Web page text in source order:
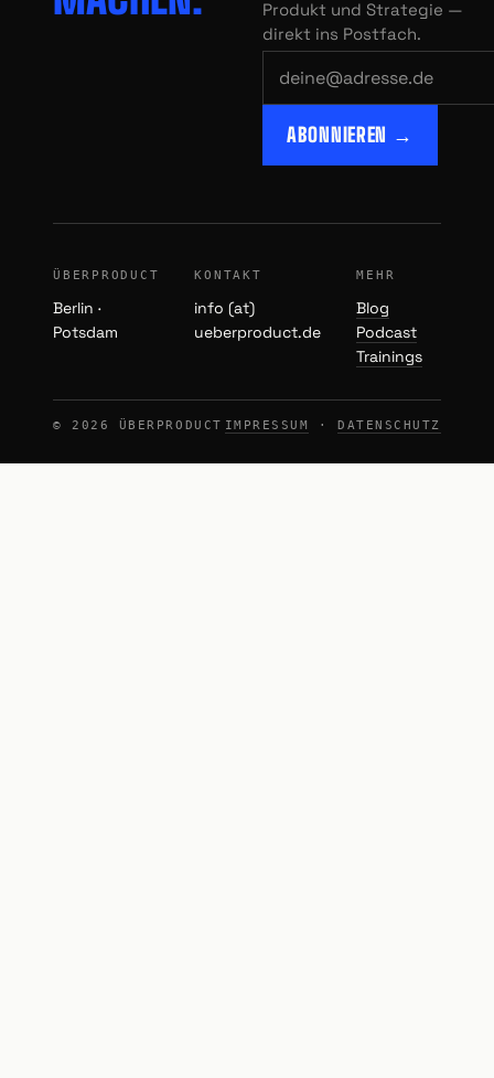
Produkt und Strategie —
direkt ins Postfach.
ABONNIEREN →
ÜBERPRODUCT
Berlin ·
Potsdam
KONTAKT
info (at)
ueberproduct.de
MEHR
Blog
Podcast
Trainings
© 2026 ÜBERPRODUCT IMPRESSUM · DATENSCHUTZ